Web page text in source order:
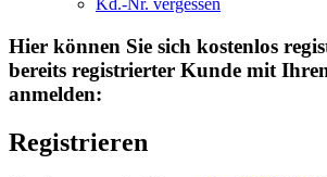
Kd.-Nr. vergessen
Hier können Sie sich kostenlos
bereits registrierter Kunde mit
anmelden:
Registrieren